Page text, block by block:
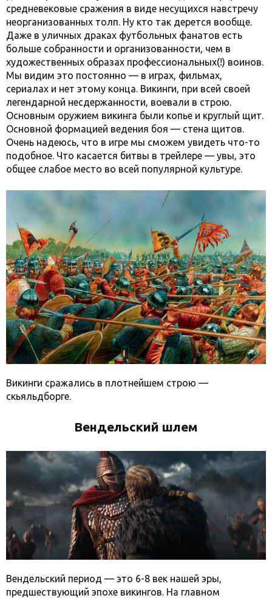
средневековые сражения в виде несущихся навстречу
неорганизованных толп. Ну кто так дерется вообще.
Даже в уличных драках футбольных фанатов есть
больше собранности и организованности, чем в
художественных образах профессиональных(!) воинов.
Мы видим это постоянно — в играх, фильмах,
сериалах и нет этому конца. Викинги, при всей своей
легендарной несдержанности, воевали в строю.
Основным оружием викинга были копье и круглый щит.
Основной формацией ведения боя — стена щитов.
Очень надеюсь, что в игре мы сможем увидеть что-то
подобное. Что касается битвы в трейлере — увы, это
общее слабое место во всей популярной культуре.
Викинги сражались в плотнейшем строю —
скьяльдборге.
Вендельский шлем
Вендельский период — это 6-8 век нашей эры,
предшествующий эпохе викингов. На главном